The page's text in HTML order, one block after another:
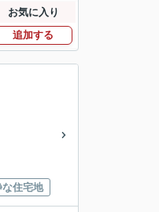
お気に入り
追加する
な住宅地